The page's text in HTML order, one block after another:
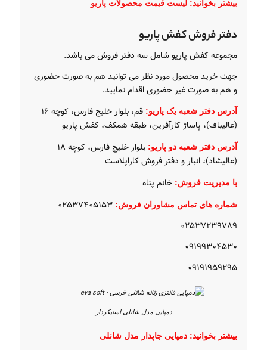
بیشتر بخوانید: لیست قیمت محصولات پاریو
دفتر فروش کفش پاریو
مجموعه کفش پاریو شامل سه دفتر فروش می باشد.
جهت خرید محصول مورد نظر می توانید هم به صورت حضوری
و هم به صورت غیر حضوری اقدام نمایید.
آدرس دفتر شعبه یک پاریو:
قم، بلوار خلیج فارس، کوچه ۱۶
(عالیباف)، پاساژ کارآفرین، طبقه همکف، کفش پاریو
آدرس دفتر شعبه دو پاریو:
بلوار خلیج فارس، کوچه ۱۸
(عالیشاد)، انبار و دفتر فروش کاراپلاست
با مدیریت فروش: خانم پناه
شماره های تماس مشاوران فروش:
۰۲۵۳۷۲۳۹۷۸۹
۰۹۱۹۹۳۰۴۵۳۰
۰۹۱۹۱۹۵۹۲۹۵
دمپایی مدل شانلی استیکردار
بیشتر بخوانید: دمپایی چاپدار مدل شانلی